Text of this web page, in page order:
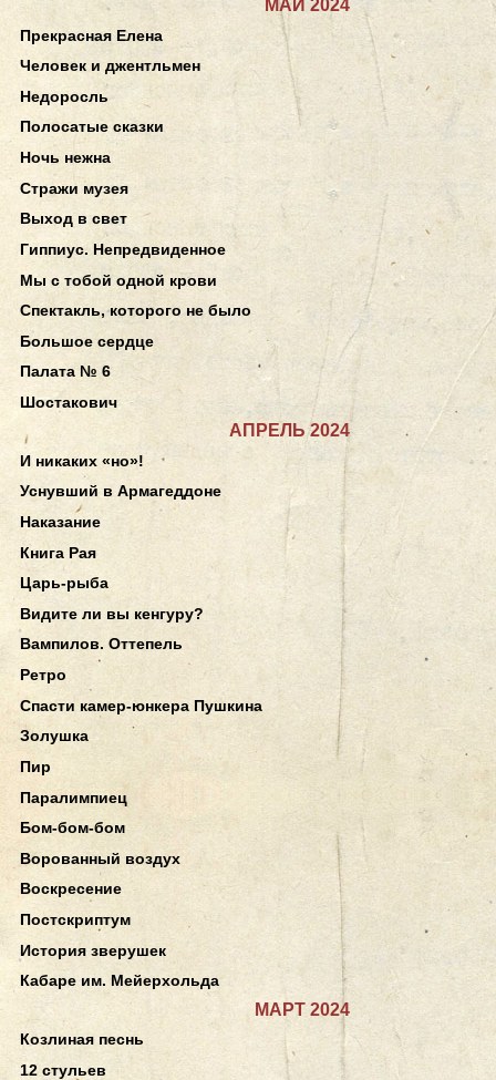
МАЙ 2024
Прекрасная Елена
Человек и джентльмен
Недоросль
Полосатые сказки
Ночь нежна
Стражи музея
Выход в свет
Гиппиус. Непредвиденное
Мы с тобой одной крови
Спектакль, которого не было
Большое сердце
Палата № 6
Шостакович
АПРЕЛЬ 2024
И никаких «но»!
Уснувший в Армагеддоне
Наказание
Книга Рая
Царь-рыба
Видите ли вы кенгуру?
Вампилов. Оттепель
Ретро
Спасти камер-юнкера Пушкина
Золушка
Пир
Паралимпиец
Бом-бом-бом
Ворованный воздух
Воскресение
Постскриптум
История зверушек
Кабаре им. Мейерхольда
МАРТ 2024
Козлиная песнь
12 стульев